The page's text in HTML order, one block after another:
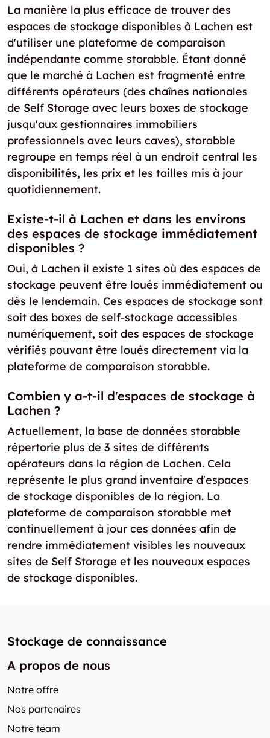
La manière la plus efficace de trouver des
espaces de stockage disponibles à Lachen est
d'utiliser une plateforme de comparaison
indépendante comme storabble. Étant donné
que le marché à Lachen est fragmenté entre
différents opérateurs (des chaînes nationales
de Self Storage avec leurs boxes de stockage
jusqu'aux gestionnaires immobiliers
professionnels avec leurs caves), storabble
regroupe en temps réel à un endroit central les
disponibilités, les prix et les tailles mis à jour
quotidiennement.
Existe-t-il à Lachen et dans les environs
des espaces de stockage immédiatement
disponibles ?
Oui, à Lachen il existe 1 sites où des espaces de
stockage peuvent être loués immédiatement ou
dès le lendemain. Ces espaces de stockage sont
soit des boxes de self-stockage accessibles
numériquement, soit des espaces de stockage
vérifiés pouvant être loués directement via la
plateforme de comparaison storabble.
Combien y a-t-il d'espaces de stockage à
Lachen ?
Actuellement, la base de données storabble
répertorie plus de 3 sites de différents
opérateurs dans la région de Lachen. Cela
représente le plus grand inventaire d'espaces
de stockage disponibles de la région. La
plateforme de comparaison storabble met
continuellement à jour ces données afin de
rendre immédiatement visibles les nouveaux
sites de Self Storage et les nouveaux espaces
de stockage disponibles.
Stockage de connaissance
A propos de nous
Notre offre
Nos partenaires
Notre team